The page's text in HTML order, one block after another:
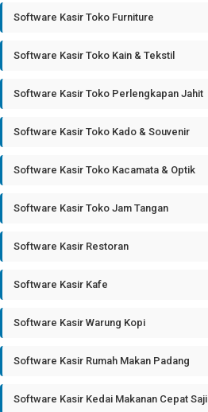
Software Kasir Toko Furniture
Software Kasir Toko Kain & Tekstil
Software Kasir Toko Perlengkapan Jahit
Software Kasir Toko Kado & Souvenir
Software Kasir Toko Kacamata & Optik
Software Kasir Toko Jam Tangan
Software Kasir Restoran
Software Kasir Kafe
Software Kasir Warung Kopi
Software Kasir Rumah Makan Padang
Software Kasir Kedai Makanan Cepat Saji